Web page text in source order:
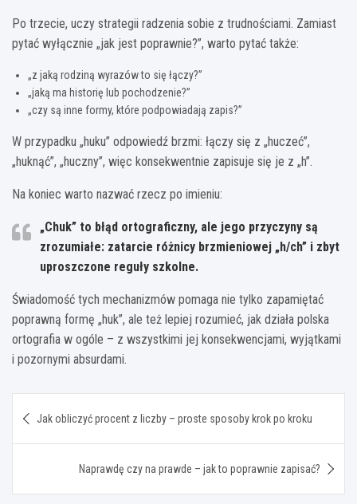
Po trzecie, uczy strategii radzenia sobie z trudnościami. Zamiast
pytać wyłącznie „jak jest poprawnie?”, warto pytać także:
„z jaką rodziną wyrazów to się łączy?”
„jaką ma historię lub pochodzenie?”
„czy są inne formy, które podpowiadają zapis?”
W przypadku „huku” odpowiedź brzmi: łączy się z „huczeć”,
„huknąć”, „huczny”, więc konsekwentnie zapisuje się je z „h”.
Na koniec warto nazwać rzecz po imieniu:
„Chuk” to błąd ortograficzny, ale jego przyczyny są
zrozumiałe: zatarcie różnicy brzmieniowej „h/ch” i zbyt
uproszczone reguły szkolne.
Świadomość tych mechanizmów pomaga nie tylko zapamiętać
poprawną formę „huk”, ale też lepiej rozumieć, jak działa polska
ortografia w ogóle – z wszystkimi jej konsekwencjami, wyjątkami
i pozornymi absurdami.
wpisu
Jak obliczyć procent z liczby – proste sposoby krok po kroku
Naprawdę czy na prawde – jak to poprawnie zapisać?